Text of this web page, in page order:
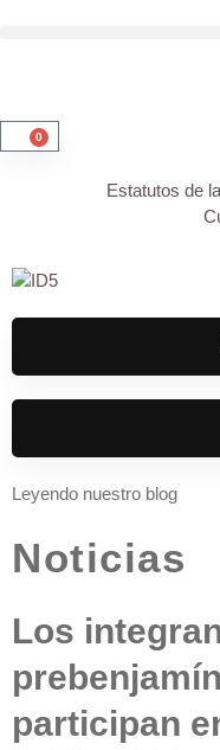
0
Estatutos de
Leyendo nuestro blog
Noticias
Los
participan